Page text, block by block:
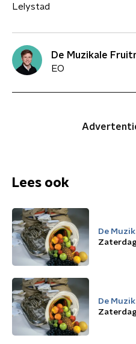
Lelystad
De Muzikale
EO
Lees ook
De
De